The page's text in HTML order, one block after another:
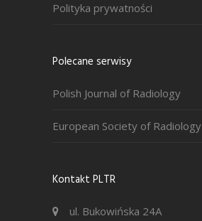
Polityka prywatności
Polecane serwisy
Polish Journal of Radiology
European Society of Radiology
Kontakt PLTR
ul. Bukowińska 24A